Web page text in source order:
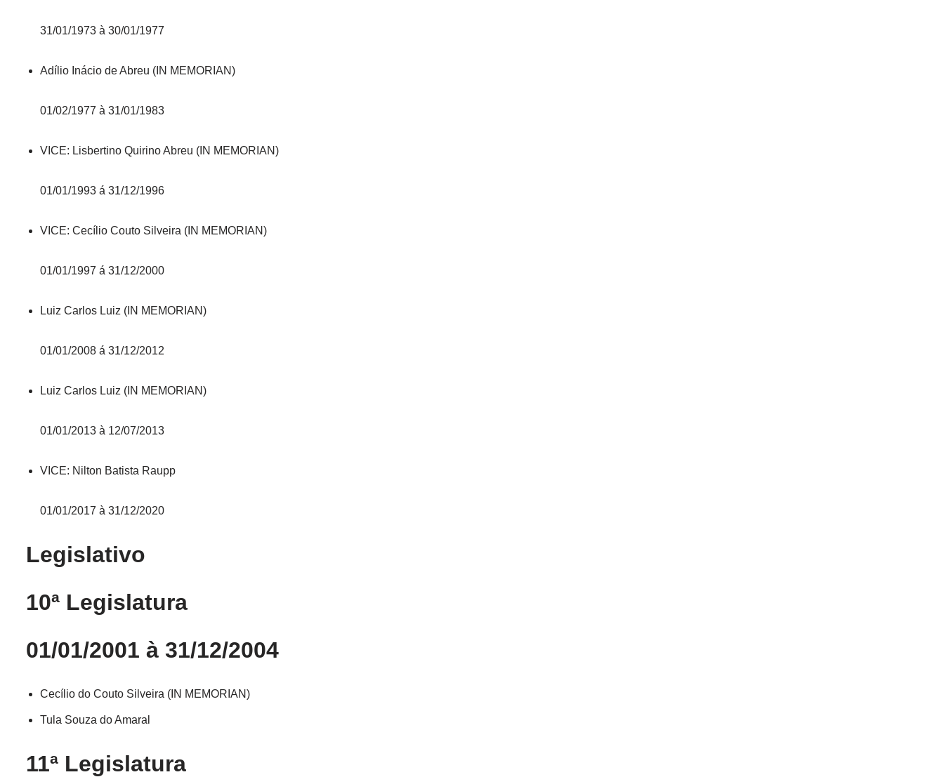
31/01/1973 à 30/01/1977
Adílio Inácio de Abreu (IN MEMORIAN)
01/02/1977 à 31/01/1983
VICE: Lisbertino Quirino Abreu (IN MEMORIAN)
01/01/1993 á 31/12/1996
VICE: Cecílio Couto Silveira (IN MEMORIAN)
01/01/1997 á 31/12/2000
Luiz Carlos Luiz (IN MEMORIAN)
01/01/2008 á 31/12/2012
Luiz Carlos Luiz (IN MEMORIAN)
01/01/2013 à 12/07/2013
VICE: Nilton Batista Raupp
01/01/2017 à 31/12/2020
Legislativo
10ª Legislatura
01/01/2001 à 31/12/2004
Cecílio do Couto Silveira (IN MEMORIAN)
Tula Souza do Amaral
11ª Legislatura